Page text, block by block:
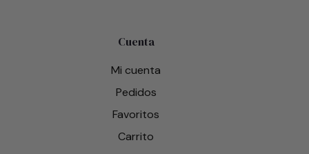
Cuenta
Mi cuenta
Pedidos
Favoritos
Carrito